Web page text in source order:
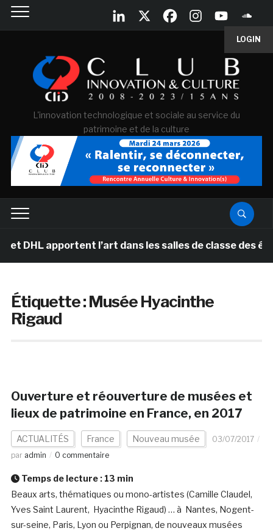
LOGIN
L'innovation technologique et sociale au service du
patrimoine et de la culture
DHL apportent l’art dans les salles de classe des
Étiquette :Musée Hyacinthe
Rigaud
Ouverture et réouverture de musées et
lieux de patrimoine en France, en 2017
ACTUALITÉS France Nouveau musée
03/07/2017
par admin 0 commentaire
Temps de lecture : 13 min
Beaux arts, thématiques ou mono-artistes (Camille Claudel,
Yves Saint Laurent, Hyacinthe Rigaud) … à Nantes, Nogent-
sur-seine, Paris, Lyon ou Perpignan, de nouveaux musées